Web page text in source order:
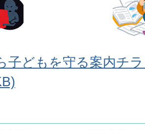
子どもを守る案内チ